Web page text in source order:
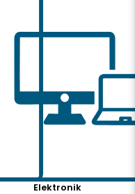
Elektronik